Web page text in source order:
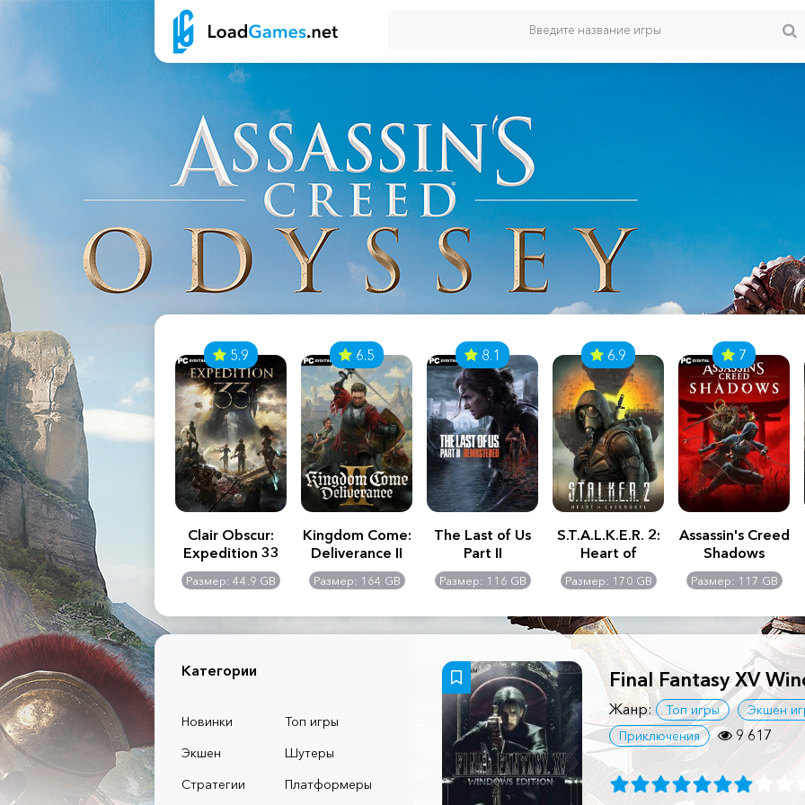
2:
-
GB
Assassin's Creed
Shadows
Размер: 117 GB
5.9
Clair Obscur:
Expedition 33
Размер: 44.9 GB
6.5
Kingdom Come:
Deliverance II
Размер: 164 GB
8.1
The Last of Us
Part II
Remastered
Размер: 116 GB
6.9
S.T.A.L.K.E.R. 2:
Heart of
Chernobyl -
Ultimate Edition
Размер: 170 GB
7
Assassin's Creed
Shadows
Размер: 117 GB
Категории
Новинки
Топ игры
Экшен
Шутеры
Стратегии
Платформеры
Final Fantasy XV
Жанр: Топ игры Экшен
Приключения
9 617